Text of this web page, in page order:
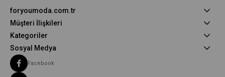
foryoumoda.com.tr
Müşteri İlişkileri
Kategoriler
Sosyal Medya
Facebook